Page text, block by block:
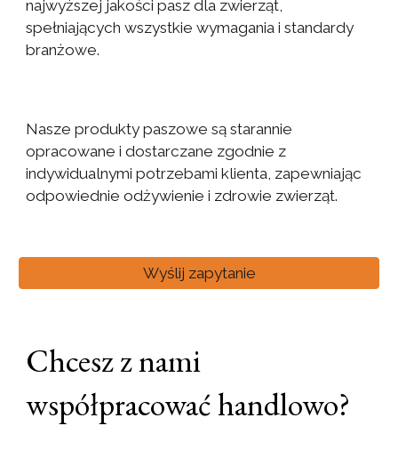
najwyższej jakości pasz dla zwierząt,
spełniających wszystkie wymagania i standardy
branżowe.
Nasze produkty paszowe są starannie
opracowane i dostarczane zgodnie z
indywidualnymi potrzebami klienta, zapewniając
odpowiednie odżywienie i zdrowie zwierząt.
Wyślij zapytanie
Chcesz z nami
współpracować handlowo?